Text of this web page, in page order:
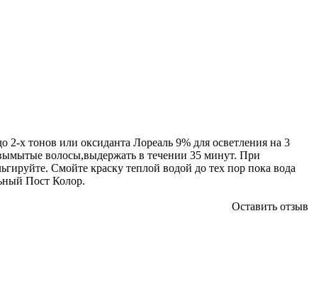
х тонов или оксиданта Лореаль 9% для осветления на 3
волосы,выдержать в течении 35 минут. При
Смойте краску теплой водой до тех пор пока вода
Пост Колор.
Оставить отзыв